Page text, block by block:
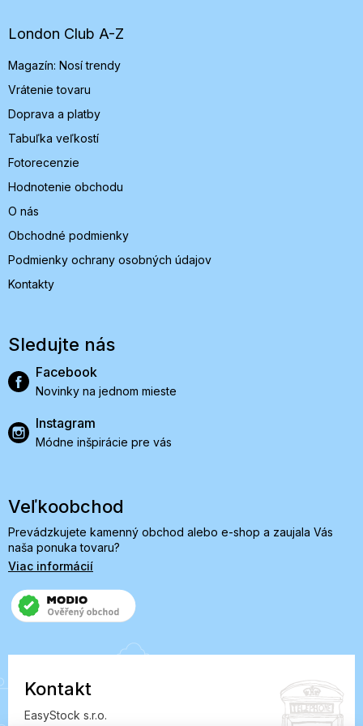
e
London Club A-Z
Magazín: Nosí trendy
Vrátenie tovaru
Doprava a platby
Tabuľka veľkostí
Fotorecenzie
Hodnotenie obchodu
O nás
Obchodné podmienky
Podmienky ochrany osobných údajov
Kontakty
Sledujte nás
Facebook
Novinky na jednom mieste
Instagram
Módne inšpirácie pre vás
Veľkoobchod
Prevádzkujete kamenný obchod alebo e-shop a zaujala Vás
naša ponuka tovaru?
Viac informácií
Kontakt
EasyStock s.r.o.